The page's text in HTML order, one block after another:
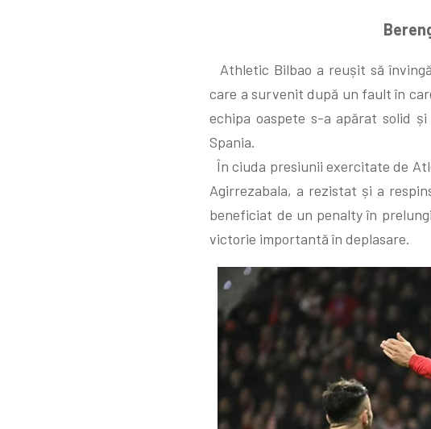
Athletic Bilbao a reușit să
care a survenit după un fault în
echipa oaspete s-a apărat solid
Spania.
În ciuda presiunii exercitate de
Agirrezabala, a rezistat și a
beneficiat de un penalty în
victorie importantă în deplasare.